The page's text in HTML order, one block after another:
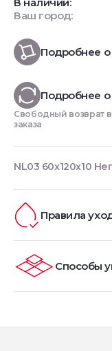
Ваш город:
Подробнее о
Подробнее о
Свободный возврат
заказа
NL03 60x120x10
Правила
Способы